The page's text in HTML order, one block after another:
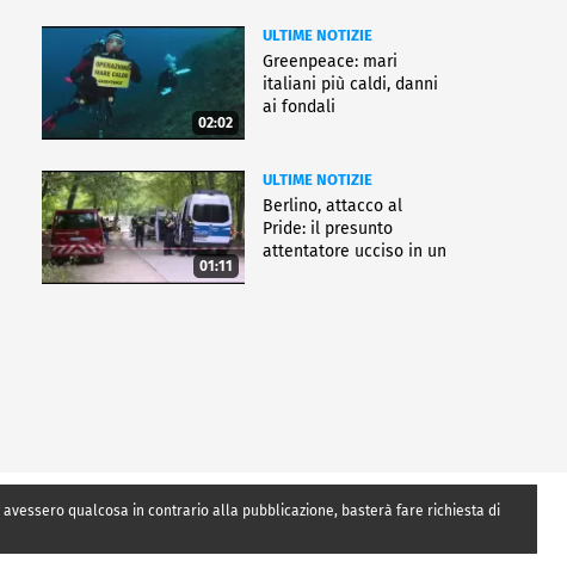
02:02
ULTIME NOTIZIE
Greenpeace: mari
italiani più caldi, danni
ai fondali
01:11
ULTIME NOTIZIE
Berlino, attacco al
Pride: il presunto
attentatore ucciso in un
qualcosa in contrario alla pubblicazione, basterà fare richiesta di